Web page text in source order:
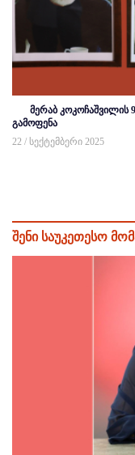
მერაბ კოკოჩაშვილის
გამოფენა
22 / სექტემბერი 2025
შენი საუკეთესო